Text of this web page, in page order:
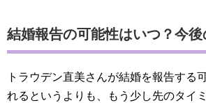
結婚報告の可能性はいつ？今後
トラウデン直美さんが結婚を報告する
れるというよりも、もう少し先のタイ